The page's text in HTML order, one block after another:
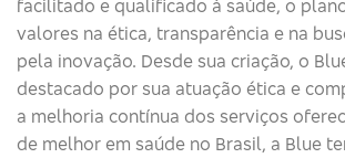
facilitado e qualificado à saúde, o
valores na ética, transparência e na
pela inovação. Desde sua criação, o
destacado por sua atuação ética e
a melhoria contínua dos serviços
de melhor em saúde no Brasil, a Blue